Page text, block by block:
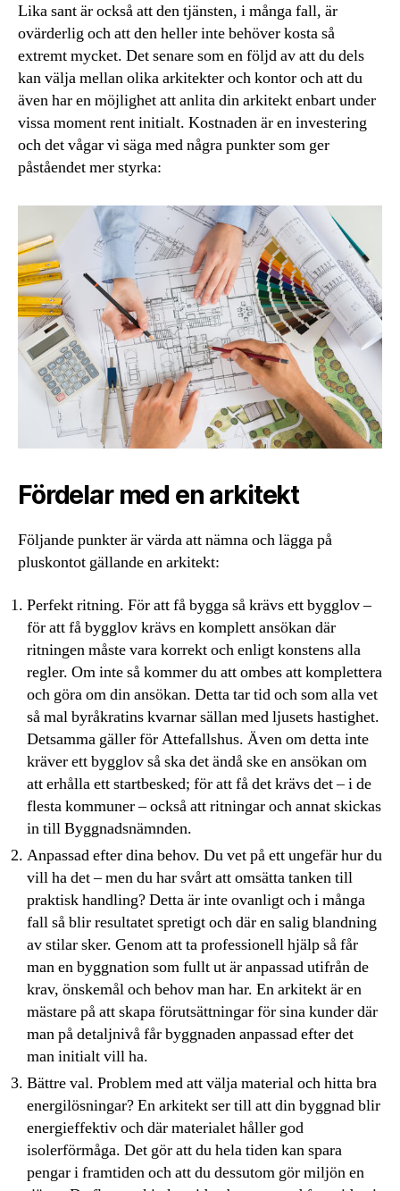
Lika sant är också att den tjänsten, i många fall, är
ovärderlig och att den heller inte behöver kosta så
extremt mycket. Det senare som en följd av att du dels
kan välja mellan olika arkitekter och kontor och att du
även har en möjlighet att anlita din arkitekt enbart under
vissa moment rent initialt. Kostnaden är en investering
och det vågar vi säga med några punkter som ger
påståendet mer styrka:
Fördelar med en arkitekt
Följande punkter är värda att nämna och lägga på
pluskontot gällande en arkitekt:
Perfekt ritning. För att få bygga så krävs ett bygglov –
för att få bygglov krävs en komplett ansökan där
ritningen måste vara korrekt och enligt konstens alla
regler. Om inte så kommer du att ombes att komplettera
och göra om din ansökan. Detta tar tid och som alla vet
så mal byråkratins kvarnar sällan med ljusets hastighet.
Detsamma gäller för Attefallshus. Även om detta inte
kräver ett bygglov så ska det ändå ske en ansökan om
att erhålla ett startbesked; för att få det krävs det – i de
flesta kommuner – också att ritningar och annat skickas
in till Byggnadsnämnden.
Anpassad efter dina behov. Du vet på ett ungefär hur du
vill ha det – men du har svårt att omsätta tanken till
praktisk handling? Detta är inte ovanligt och i många
fall så blir resultatet spretigt och där en salig blandning
av stilar sker. Genom att ta professionell hjälp så får
man en byggnation som fullt ut är anpassad utifrån de
krav, önskemål och behov man har. En arkitekt är en
mästare på att skapa förutsättningar för sina kunder där
man på detaljnivå får byggnaden anpassad efter det
man initialt vill ha.
Bättre val. Problem med att välja material och hitta bra
energilösningar? En arkitekt ser till att din byggnad blir
energieffektiv och där materialet håller god
isolerförmåga. Det gör att du hela tiden kan spara
pengar i framtiden och att du dessutom gör miljön en